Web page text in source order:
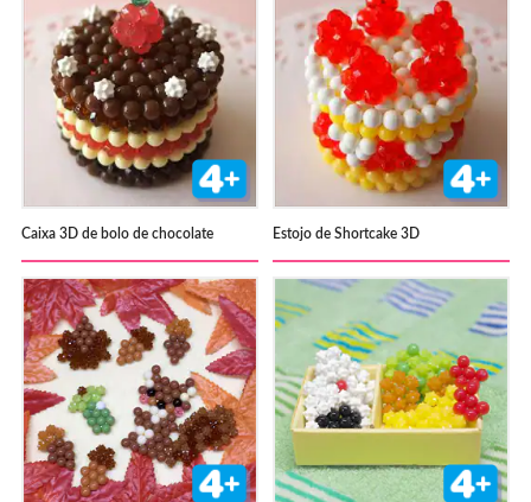
Caixa 3D de bolo de chocolate Estojo de Shortcake 3D